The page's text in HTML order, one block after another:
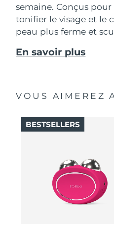
semaine. Conçus
tonifier le visage et le
peau plus ferme et
En savoir plus
VOUS AIMEREZ
BESTSELLERS